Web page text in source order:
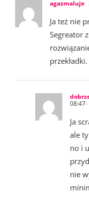
agazmaluje
Ja też nie
Segreator
przekładki.
08:47-
Ja
ale
no i
nie